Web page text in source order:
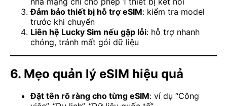
Đảm bảo thiết bị hỗ trợ eSIM: kiểm tra model
trước khi chuyển
Liên hệ Lucky Sim nếu gặp lỗi: hỗ trợ nhanh
chóng, tránh mất gói dữ liệu
6. Mẹo quản lý eSIM hiệu quả
Đặt tên rõ ràng cho từng eSIM: ví dụ “Công